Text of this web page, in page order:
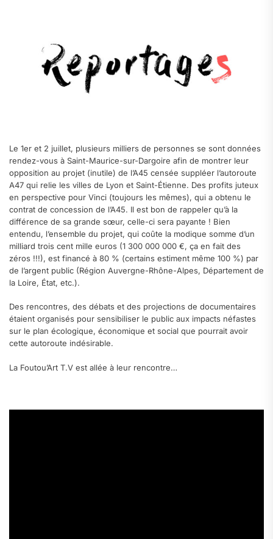
Le 1er et 2 juillet, plusieurs milliers de personnes se sont données
rendez-vous à Saint-Maurice-sur-Dargoire afin de montrer leur
opposition au projet (inutile) de l’A45 censée suppléer l’autoroute
A47 qui relie les villes de Lyon et Saint-Étienne. Des profits juteux
en perspective pour Vinci (toujours les mêmes), qui a obtenu le
contrat de concession de l’A45. Il est bon de rappeler qu’à la
différence de sa grande sœur, celle-ci sera payante ! Bien
entendu, l’ensemble du projet, qui coûte la modique somme d’un
milliard trois cent mille euros (1 300 000 000 €, ça en fait des
zéros !!!), est financé à 80 % (certains estiment même 100 %) par
de l’argent public (Région Auvergne-Rhône-Alpes, Département de
la Loire, État, etc.).
Des rencontres, des débats et des projections de documentaires
étaient organisés pour sensibiliser le public aux impacts néfastes
sur le plan écologique, économique et social que pourrait avoir
cette autoroute indésirable.
La Foutou’Art T.V est allée à leur rencontre…